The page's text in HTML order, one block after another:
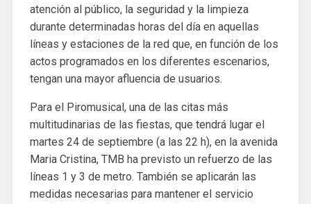
atención al público, la seguridad y la limpieza
durante determinadas horas del día en aquellas
líneas y estaciones de la red que, en función de los
actos programados en los diferentes escenarios,
tengan una mayor afluencia de usuarios.
Para el Piromusical, una de las citas más
multitudinarias de las fiestas, que tendrá lugar el
martes 24 de septiembre (a las 22 h), en la avenida
Maria Cristina, TMB ha previsto un refuerzo de las
líneas 1 y 3 de metro. También se aplicarán las
medidas necesarias para mantener el servicio